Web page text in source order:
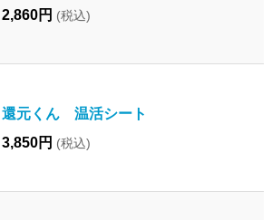
2,860円 (税込)
還元くん 温活シート
3,850円 (税込)